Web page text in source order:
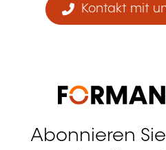
Kontakt mit
Abonnieren